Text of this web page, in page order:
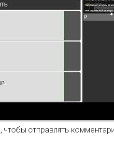
виртуальный
, чтобы отправлять